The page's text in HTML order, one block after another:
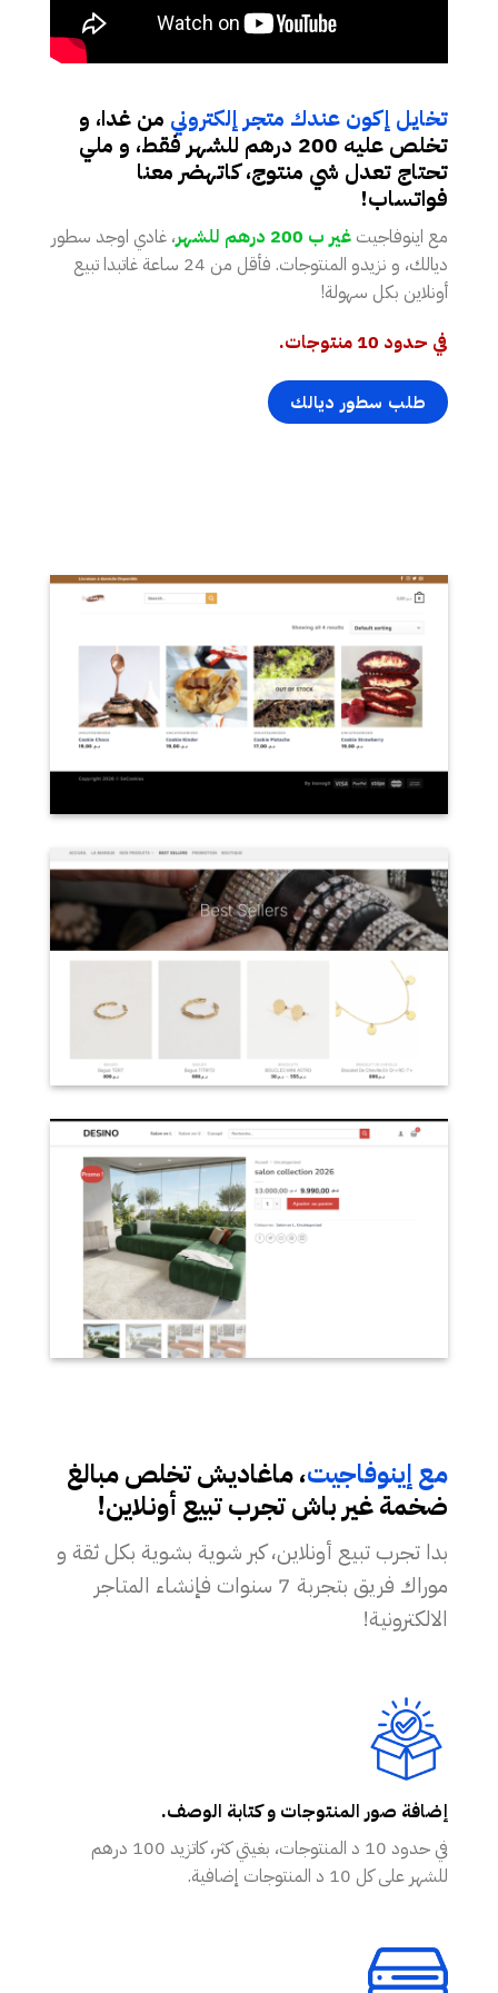
تخايل إكون عندك متجر إلكتروني من غدا، و
تخلص عليه 200 درهم للشهر فقط، و ملي
تحتاج تعدل شي منتوج، كاتهضر معنا
فواتساب!
مع اينوفاجيت غير ب 200 درهم للشهر
، غادي اوجد سطور
ديالك، و نزيدو المنتوجات. فأقل من 24 ساعة غاتبدا تبيع
أونلاين بكل سهولة!
في حدود 10 منتوجات.
طلب سطور ديالك
مع إينوفاجيت، ماغاديش تخلص مبالغ
ضخمة غير باش تجرب تبيع أونلاين!
بدا تجرب تبيع أونلاين، كبر شوية بشوية بكل ثقة و
موراك فريق بتجربة 7 سنوات فإنشاء المتاجر
الالكترونية!
إضافة صور المنتوجات و كتابة الوصف.
في حدود 10 د المنتوجات، بغيتي كثر، كاتزيد 100 درهم
للشهر على كل 10 د المنتوجات إضافية.